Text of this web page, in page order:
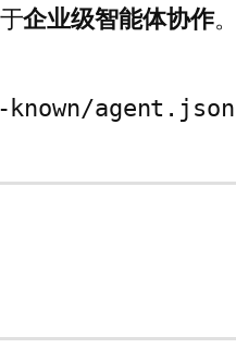
企业级智能体协作
agent.json